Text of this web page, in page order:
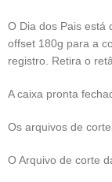
O Dia dos Pais está
offset 180g para a
registro. Retira o
A caixa pronta
Os arquivos de
O Arquivo de corte